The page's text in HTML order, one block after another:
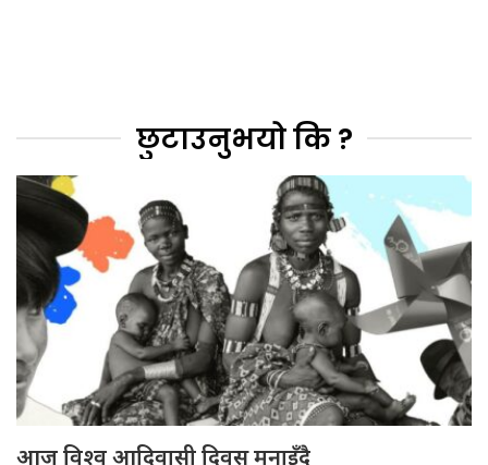
छुटाउनुभयो कि ?
आज विश्व आदिवासी दिवस मनाइँदै